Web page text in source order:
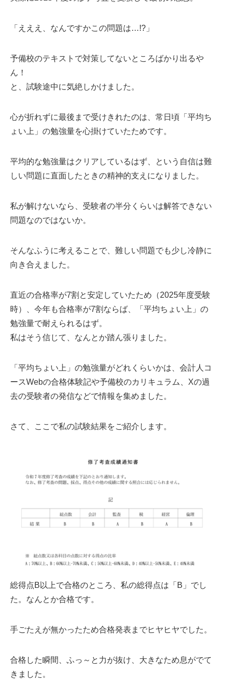
「えええ、なんですかこの問題は…!?」
予備校のテキストで対策してないところばかり出るや
ん！
と、試験途中に気絶しかけました。
心が折れずに最後まで受けきれたのは、常日頃「平均ち
ょい上」の勉強量を心掛けていたためです。
平均的な勉強量はクリアしているはず、という自信は難
しい問題に直面したときの精神的支えになりました。
私が解けないなら、受験者の半分くらいは解答できない
問題なのではないか。
そんなふうに考えることで、難しい問題でも少し冷静に
向き合えました。
直近の合格率が7割と安定していたため（2025年度受験
時）、今年も合格率が7割ならば、「平均ちょい上」の
勉強量で耐えられるはず。
私はそう信じて、なんとか踏ん張りました。
「平均ちょい上」の勉強量がどれくらいかは、会計人コ
ースWebの合格体験記や予備校のカリキュラム、Xの過
去の受験者の発信などで情報を集めました。
さて、ここで私の試験結果をご紹介します。
総得点B以上で合格のところ、私の総得点は「B」でし
た。なんとか合格です。
手ごたえが無かったため合格発表までヒヤヒヤでした。
合格した瞬間、ふっ～と力が抜け、大きなため息がでて
きました。